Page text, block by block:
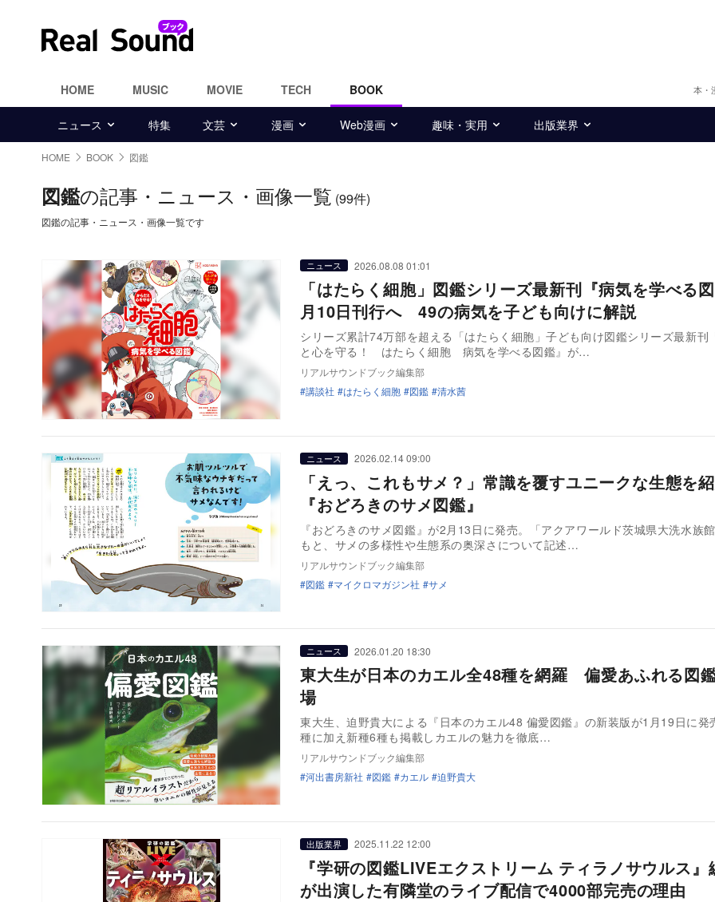
HOME MUSIC MOVIE TECH BOOK 本・
ニュース 特集 文芸 漫画 Web漫画 趣味・実用 出版業界
HOME BOOK 図鑑
図鑑の記事・ニュース・画像一覧 (99件)
図鑑の記事・ニュース・画像一覧です
ニュース 2026.08.08 01:01
「はたらく細胞」図鑑シリーズ最新刊『病気を学べる
月10日刊行へ 49の病気を子ども向けに解説
シリーズ累計74万部を超える「はたらく細胞」子ども向け図鑑シリーズ最新刊
と心を守る！ はたらく細胞 病気を学べる図鑑』が…
リアルサウンドブック編集部
講談社
はたらく細胞 図鑑 清水茜
ニュース 2026.02.14 09:00
「えっ、これもサメ？」常識を覆すユニークな生態を
『おどろきのサメ図鑑』
『おどろきのサメ図鑑』が2月13日に発売。「アクアワールド茨城県大洗水族
もと、サメの多様性や生態系の奥深さについて記述…
リアルサウンドブック編集部
図鑑
マイクロマガジン社 サメ
ニュース 2026.01.20 18:30
東大生が日本のカエル全48種を網羅 偏愛あふれる図
場
東大生、迫野貴大による『日本のカエル48 偏愛図鑑』の新装版が1月19日に発
種に加え新種6種も掲載しカエルの魅力を徹底…
リアルサウンドブック編集部
河出書房新社
図鑑 カエル 迫野貴大
出版業界 2025.11.22 12:00
『学研の図鑑LIVEエクストリーム ティラノサウルス』
が出演した有隣堂のライブ配信で4000部完売の理由